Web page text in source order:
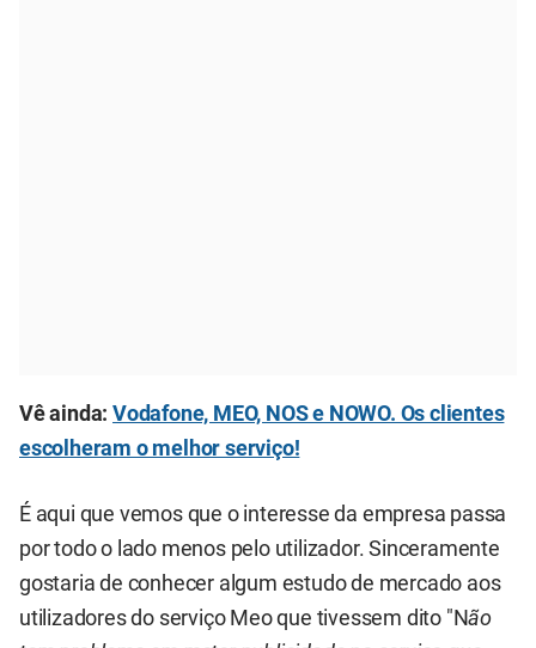
Vê ainda:Vodafone, MEO, NOS e NOWO. Os clientes
escolheram o melhor serviço!
É aqui que vemos que o interesse da empresa passa
por todo o lado menos pelo utilizador. Sinceramente
gostaria de conhecer algum estudo de mercado aos
utilizadores do serviço Meo que tivessem dito "Não